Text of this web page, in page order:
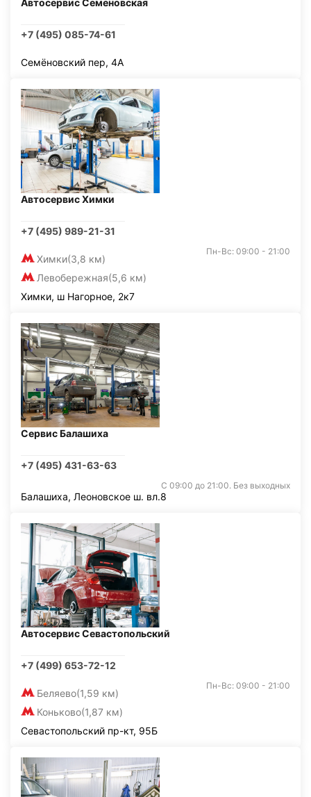
Автосервис Семеновская
+7 (495) 085-74-61
Семёновский пер, 4А
Автосервис Химки
+7 (495) 989-21-31
Химки(3,8 км)
Левобережная(5,6 км)
Пн-Вс: 09:00 - 21:00
Химки, ш Нагорное, 2к7
Сервис Балашиха
+7 (495) 431-63-63
С 09:00 до 21:00. Без выходных
Балашиха, Леоновское ш. вл.8
Автосервис Севастопольский
+7 (499) 653-72-12
Беляево(1,59 км)
Коньково(1,87 км)
Пн-Вс: 09:00 - 21:00
Севастопольский пр-кт, 95Б